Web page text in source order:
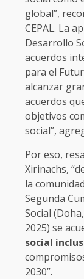
global”,
CEPAL. La
Desarrollo
acuerdos
para el
alcanzar
acuerdos
objetivos
social”,
Por eso,
Xirinachs,
la
Segunda
Social
2025) se
social
2030”.